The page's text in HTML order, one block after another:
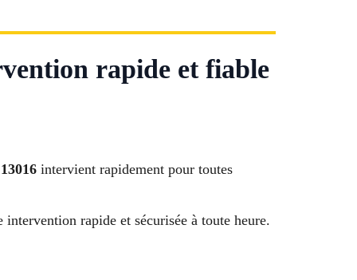
rapide et fiable
intervient rapidement pour toutes
intervention rapide et sécurisée à toute heure.